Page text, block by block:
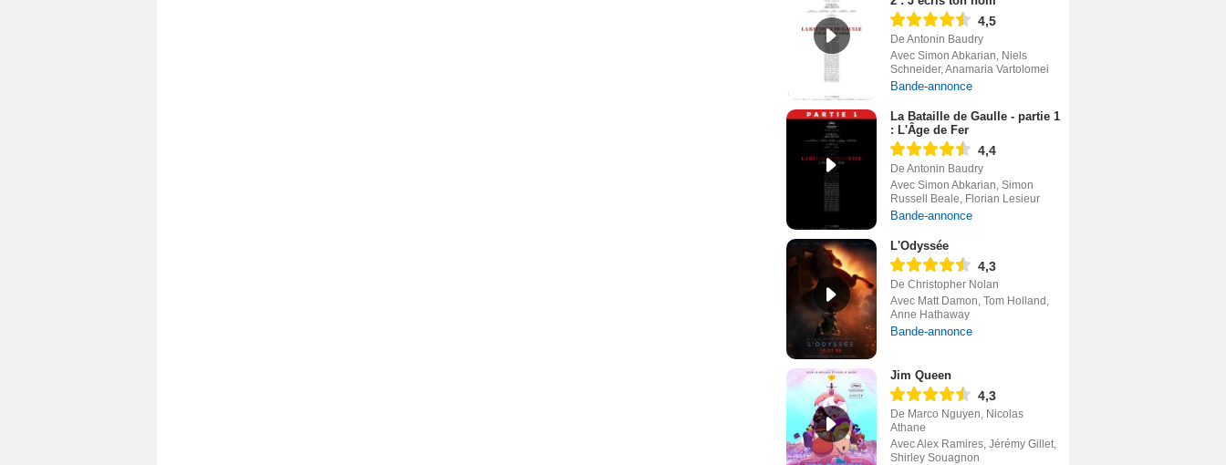
4,5
De Antonin Baudry
Avec Simon Abkarian, Niels
Schneider, Anamaria Vartolomei
Bande-annonce
La Bataille de Gaulle - partie 1
: L'Âge de Fer
4,4
De Antonin Baudry
Avec Simon Abkarian, Simon
Russell Beale, Florian Lesieur
Bande-annonce
L'Odyssée
4,3
De Christopher Nolan
Avec Matt Damon, Tom Holland,
Anne Hathaway
Bande-annonce
Jim Queen
4,3
De Marco Nguyen, Nicolas
Athane
Avec Alex Ramires, Jérémy Gillet,
Shirley Souagnon